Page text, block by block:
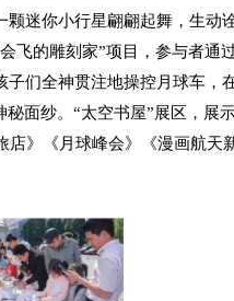
迷你小行星翩翩起舞，生动
飞的雕刻家”项目，参与者通
们全神贯注地操控月球车，
面纱。“太空书屋”展区，展
》《月球峰会》《漫画航天